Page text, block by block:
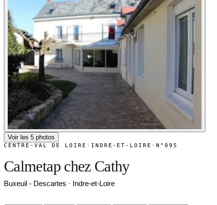
Voir les 5 photos
CENTRE-VAL DE LOIRE · INDRE-ET-LOIRE ·N°095
Calmetap chez Cathy
Buxeuil - Descartes · Indre-et-Loire